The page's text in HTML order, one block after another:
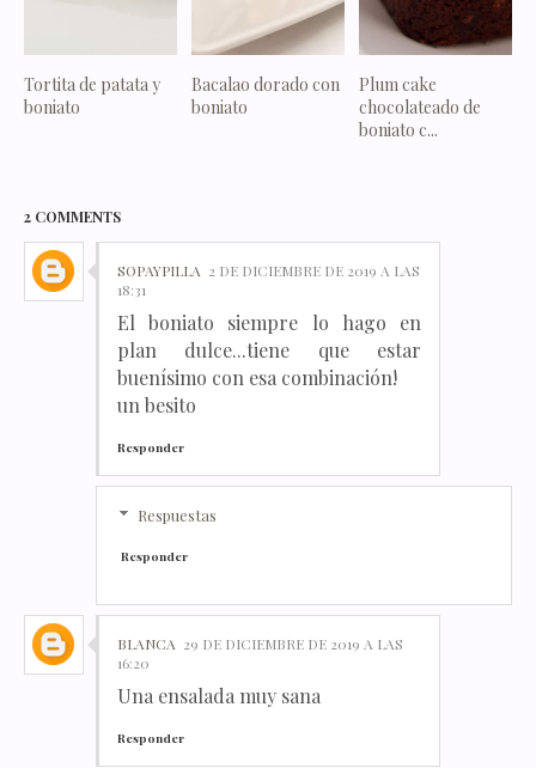
Tortita de patata y
boniato
Bacalao dorado con
boniato
Plum cake
chocolateado de
boniato c...
2 COMMENTS
SOPAYPILLA 2 DE DICIEMBRE DE 2019 A LAS
18:31
El boniato siempre lo hago en
plan dulce...tiene que estar
buenísimo con esa combinación!
un besito
Responder
Respuestas
Responder
BLANCA 29 DE DICIEMBRE DE 2019 A LAS
16:20
Una ensalada muy sana
Responder